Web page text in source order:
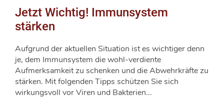
Jetzt Wichtig! Immunsystem
stärken
Aufgrund der aktuellen Situation ist es wichtiger denn
je, dem Immunsystem die wohl-verdiente
Aufmerksamkeit zu schenken und die Abwehrkräfte zu
stärken. Mit folgenden Tipps schützen Sie sich
wirkungsvoll vor Viren und Bakterien...